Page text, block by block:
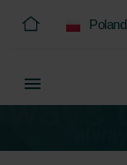
Poland